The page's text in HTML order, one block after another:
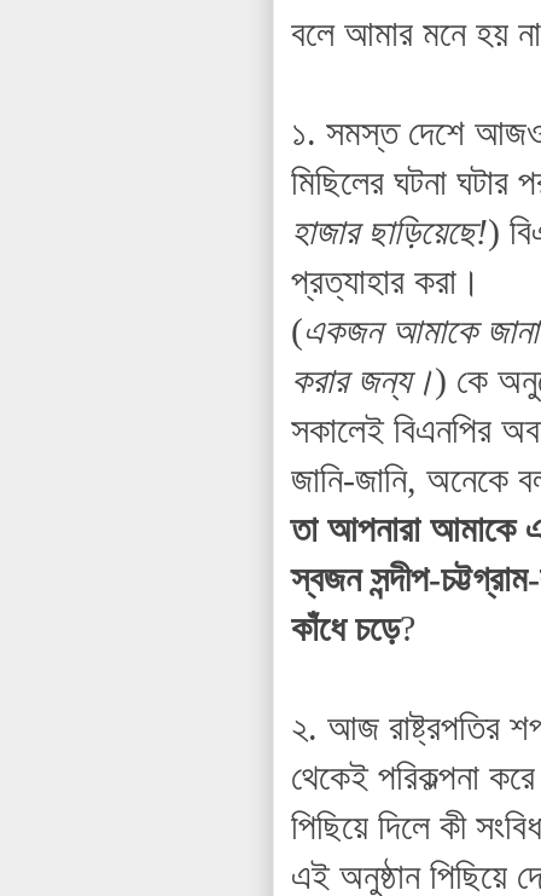
বলে আমার মনে হয়
১. সমস্ত দেশে আজও
মিছিলের ঘটনা ঘটার
হাজার ছাড়িয়েছে!)
প্রত্যাহার করা।
(একজন আমাকে
করার জন্য।) কে
সকালেই বিএনপির
জানি-জানি, অনেকে
তা আপনারা আমাকে
স্বজন সন্দীপ-
কাঁধে চড়ে?
২. আজ রাষ্ট্রপতির
থেকেই পরিকল্পনা
পিছিয়ে দিলে কী
এই অনুষ্ঠান পিছিয়ে